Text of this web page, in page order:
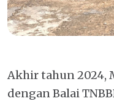
Akhir tahun 2024,
dengan Balai